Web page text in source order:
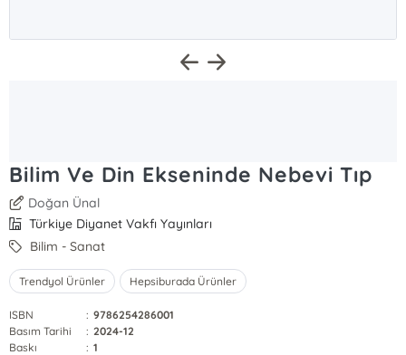
Bilim Ve Din Ekseninde Nebevi Tıp
Doğan Ünal
Türkiye Diyanet Vakfı Yayınları
Bilim - Sanat
Trendyol Ürünler Hepsiburada Ürünler
ISBN : 9786254286001
Basım Tarihi
: 2024-12
Baskı
: 1